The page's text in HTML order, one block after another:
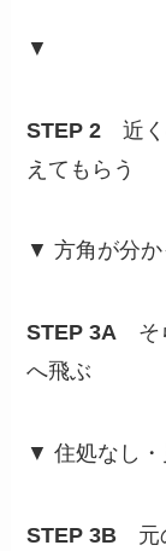
▼
STEP 2 近く
えてもらう
▼ 方角が分か
STEP 3A そ
へ飛ぶ
▼ 住処なし・
STEP 3B 元